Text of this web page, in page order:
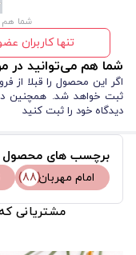
شما هم
تنها کاربران
شما هم می‌توانید در
اگر این محصول را قبلا از
ثبت خواهد شد. همچنین
دیدگاه خود را ثبت کنید
برچسب های محصول
امام مهربان(88)
مشتریانی